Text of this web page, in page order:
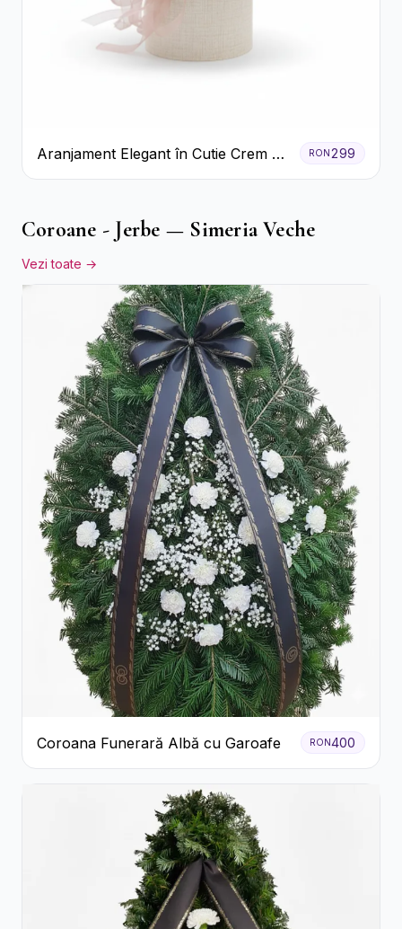
Aranjament Elegant în Cutie Crem cu
Crizanteme și Trandafiri
RON299
Coroane - Jerbe — Simeria Veche
Vezi toate →
Coroana Funerară Albă cu Garoafe RON400